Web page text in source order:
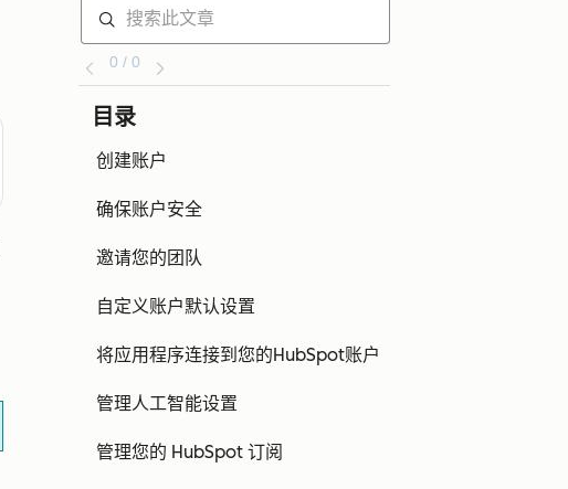
0 / 0
目录
创建账户
确保账户安全
邀请您的团队
自定义账户默认设置
将应用程序连接到您的HubSpot账户
管理人工智能设置
管理您的 HubSpot 订阅